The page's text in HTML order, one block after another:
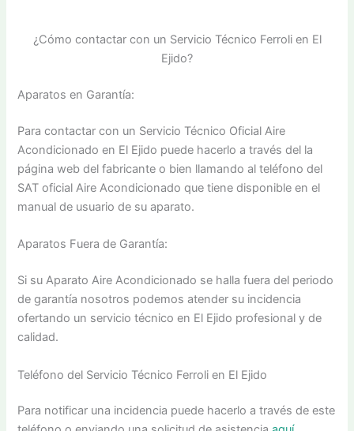
¿Cómo contactar con un Servicio Técnico Ferroli en El
Ejido?
Aparatos en Garantía:
Para contactar con un Servicio Técnico Oficial Aire
Acondicionado en El Ejido puede hacerlo a través del la
página web del fabricante o bien llamando al teléfono del
SAT oficial Aire Acondicionado que tiene disponible en el
manual de usuario de su aparato.
Aparatos Fuera de Garantía:
Si su Aparato Aire Acondicionado se halla fuera del periodo
de garantía nosotros podemos atender su incidencia
ofertando un servicio técnico en El Ejido profesional y de
calidad.
Teléfono del Servicio Técnico Ferroli en El Ejido
Para notificar una incidencia puede hacerlo a través de este